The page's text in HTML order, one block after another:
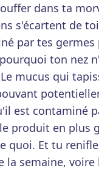
dans ta
s'écartent de
par tes germes
ton nez
mucus qui
est contaminé
produit en plus
quoi. Et tu
semaine, voire